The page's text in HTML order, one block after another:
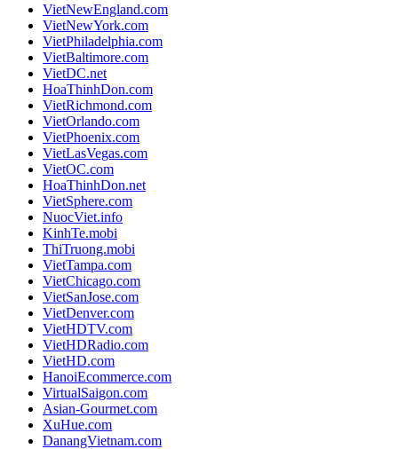
VietNewEngland.com
VietNewYork.com
VietPhiladelphia.com
VietBaltimore.com
VietDC.net
HoaThinhDon.com
VietRichmond.com
VietOrlando.com
VietPhoenix.com
VietLasVegas.com
VietOC.com
HoaThinhDon.net
VietSphere.com
NuocViet.info
KinhTe.mobi
ThiTruong.mobi
VietTampa.com
VietChicago.com
VietSanJose.com
VietDenver.com
VietHDTV.com
VietHDRadio.com
VietHD.com
HanoiEcommerce.com
VirtualSaigon.com
Asian-Gourmet.com
XuHue.com
DanangVietnam.com